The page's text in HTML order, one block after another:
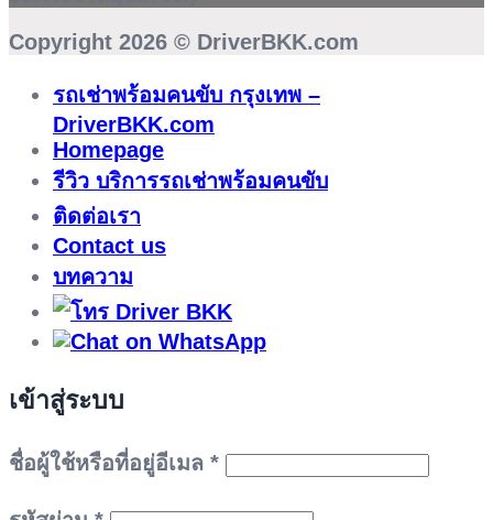
Copyright 2026 © DriverBKK.com
รถเช่าพร้อมคนขับ กรุงเทพ –
DriverBKK.com
Homepage
รีวิว บริการรถเช่าพร้อมคนขับ
ติดต่อเรา
Contact us
บทความ
เข้าสู่ระบบ
ชื่อผู้ใช้หรือที่อยู่อีเมล *ต้องการ